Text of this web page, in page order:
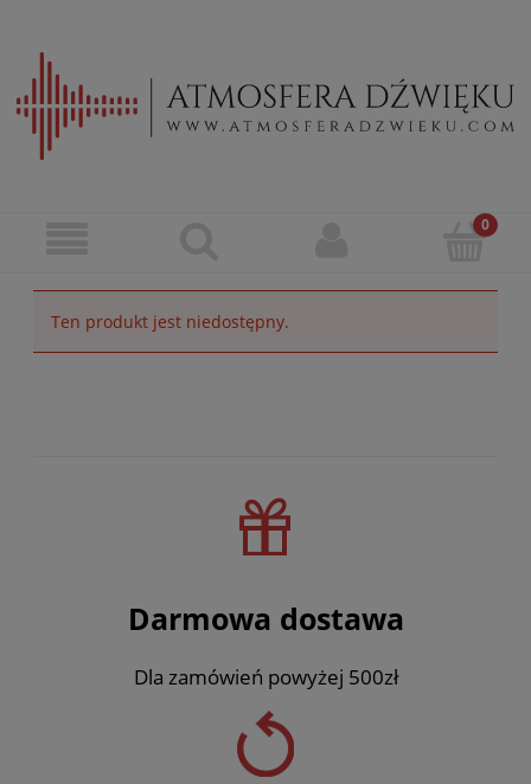
Ten produkt jest niedostępny.
Darmowa dostawa
Dla zamówień powyżej 500zł